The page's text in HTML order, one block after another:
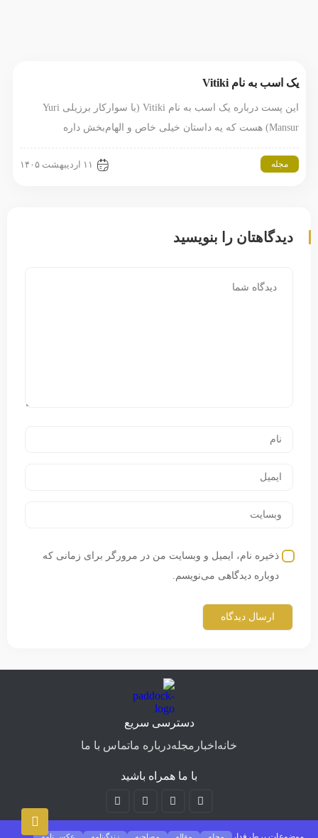
یک اسب به نام Vitiki
این پست درباره یک اسب به نام Vitiki (با سوارکار برزیلی Yuri
Mansur) هست که یه داستان خیلی خاص و الهام‌بخش داره
مجله ۱۱ اردیبهشت ۱۴۰۵
دیدگاهتان را بنویسید
ذخیره نام، ایمیل و وبسایت من در مرورگر برای زمانی که
دوباره دیدگاهی می‌نویسم.
دسترسی سریع
خانه اخبار مجلهدرباره ماتماس با ما
با ما همراه باشید
مجله مقاله مصاحبه زندگینامه عکس نامه